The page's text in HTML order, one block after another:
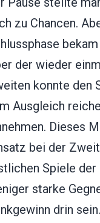
zu Chancen.
der wieder
konnte den
Ausgleich
Dieses
bei der
Spiele der
starke
drin